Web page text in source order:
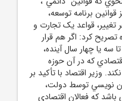
برنامه توسعه،
تغيير، قواعد يک تجارت و
کرد: اگر هم قرار
سه يا چهار سال آينده،
که در آن حوزه
وزير اقتصاد با تأکيد بر
نويسي توسط دولت،
باشد که فعالان اقتصادي